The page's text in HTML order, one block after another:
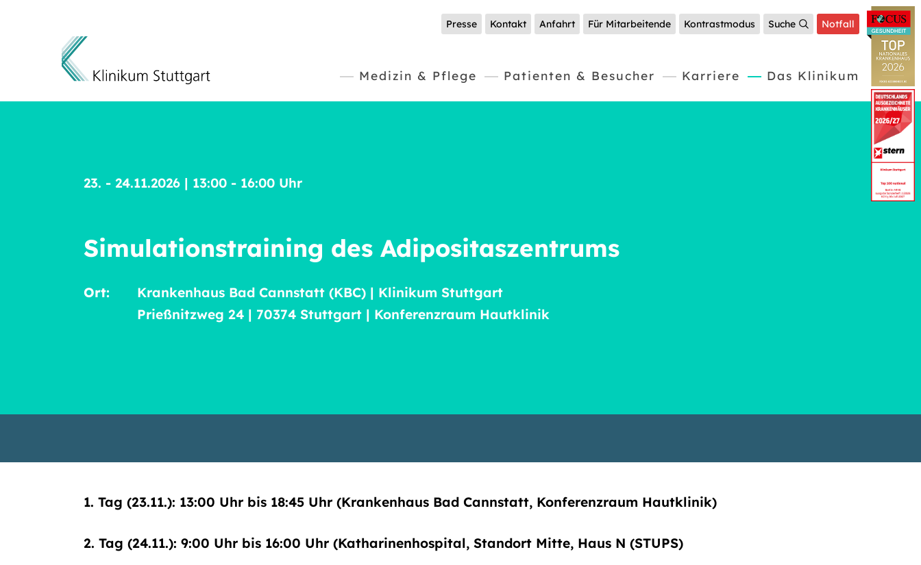
Presse Kontakt Anfahrt Für Mitarbeitende Kontrastmodus Suche Notfall
Medizin & Pflege Patienten & Besucher Karriere Das Klinikum
(current)
23. - 24.11.2026 | 13:00 - 16:00 Uhr
Simulationstraining des Adipositaszentrums
Ort:
Krankenhaus Bad Cannstatt (KBC) | Klinikum Stuttgart
Prießnitzweg 24 | 70374 Stuttgart | Konferenzraum Hautklinik
1. Tag (23.11.): 13:00 Uhr bis 18:45 Uhr (Krankenhaus Bad Cannstatt, Konferenzraum Hautklinik)
2. Tag (24.11.): 9:00 Uhr bis 16:00 Uhr (Katharinenhospital, Standort Mitte, Haus N (STUPS)